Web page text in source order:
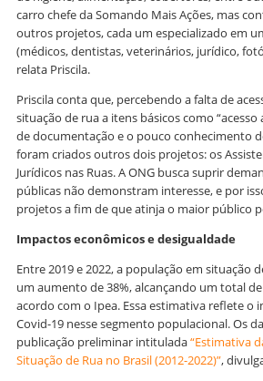
carro chefe da Somando Mais Ações, mas
outros projetos, cada um especializado em
(médicos, dentistas, veterinários, jurídico,
relata Priscila.
Priscila conta que, percebendo a falta de
situação de rua a itens básicos como “acesso
de documentação e o pouco conhecimento
foram criados outros dois projetos: os
Jurídicos nas Ruas. A ONG busca suprir
públicas não demonstram interesse, e por
projetos a fim de que atinja o maior público
Impactos econômicos e desigualdade
Entre 2019 e 2022, a população em situação
um aumento de 38%, alcançando um total de
acordo com o Ipea. Essa estimativa reflete o
Covid-19 nesse segmento populacional. Os
publicação preliminar intitulada“Estimativa
Situação de Rua no Brasil (2012-2022)”,